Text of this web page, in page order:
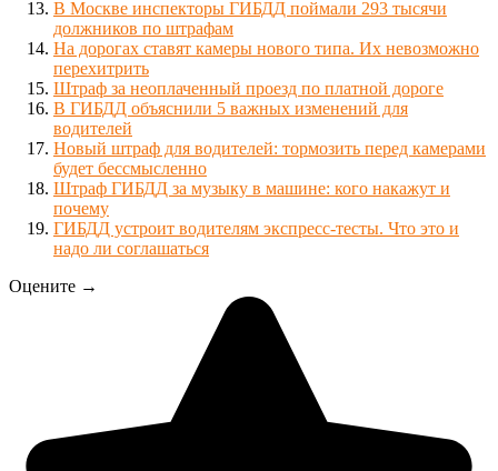
В Москве инспекторы ГИБДД поймали 293 тысячи
должников по штрафам
На дорогах ставят камеры нового типа. Их невозможно
перехитрить
Штраф за неоплаченный проезд по платной дороге
В ГИБДД объяснили 5 важных изменений для
водителей
Новый штраф для водителей: тормозить перед камерами
будет бессмысленно
Штраф ГИБДД за музыку в машине: кого накажут и
почему
ГИБДД устроит водителям экспресс-тесты. Что это и
надо ли соглашаться
Оцените →